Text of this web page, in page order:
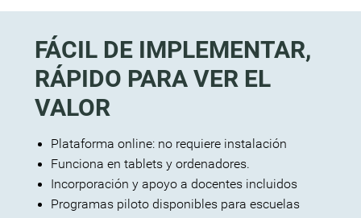
FÁCIL DE IMPLEMENTAR,
RÁPIDO PARA VER EL
VALOR
Plataforma online: no requiere instalación
Funciona en tablets y ordenadores.
Incorporación y apoyo a docentes incluidos
Programas piloto disponibles para escuelas